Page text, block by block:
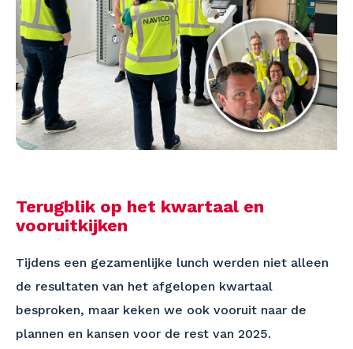
Terugblik op het kwartaal en
vooruitkijken
Tijdens een gezamenlijke lunch werden niet alleen
de resultaten van het afgelopen kwartaal
besproken, maar keken we ook vooruit naar de
plannen en kansen voor de rest van 2025.